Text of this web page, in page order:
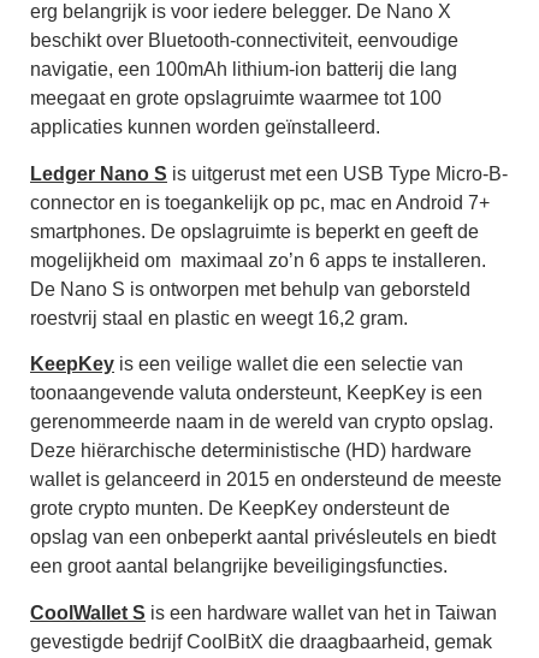
erg belangrijk is voor iedere belegger. De Nano X
beschikt over Bluetooth-connectiviteit, eenvoudige
navigatie, een 100mAh lithium-ion batterij die lang
meegaat en grote opslagruimte waarmee tot 100
applicaties kunnen worden geïnstalleerd.
Ledger Nano S is uitgerust met een USB Type Micro-B-
connector en is toegankelijk op pc, mac en Android 7+
smartphones. De opslagruimte is beperkt en geeft de
mogelijkheid om maximaal zo’n 6 apps te installeren.
De Nano S is ontworpen met behulp van geborsteld
roestvrij staal en plastic en weegt 16,2 gram.
KeepKey is een veilige wallet die een selectie van
toonaangevende valuta ondersteunt, KeepKey is een
gerenommeerde naam in de wereld van crypto opslag.
Deze hiërarchische deterministische (HD) hardware
wallet is gelanceerd in 2015 en ondersteund de meeste
grote crypto munten. De KeepKey ondersteunt de
opslag van een onbeperkt aantal privésleutels en biedt
een groot aantal belangrijke beveiligingsfuncties.
CoolWallet S is een hardware wallet van het in Taiwan
gevestigde bedrijf CoolBitX die draagbaarheid, gemak